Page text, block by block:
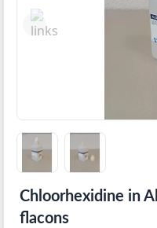
Chloorhexidine in
flacons